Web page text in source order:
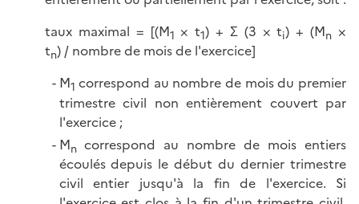
taux maximal = [(M1 × t1) + Σ (3 × ti) + (Mn ×
tn) / nombre de mois de l'exercice]
M1 correspond au nombre de mois du premier
trimestre civil non entièrement couvert par
l'exercice ;
Mn correspond au nombre de mois entiers
écoulés depuis le début du dernier trimestre
civil entier jusqu'à la fin de l'exercice. Si